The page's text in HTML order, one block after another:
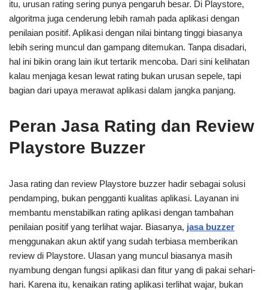
itu, urusan rating sering punya pengaruh besar. Di Playstore,
algoritma juga cenderung lebih ramah pada aplikasi dengan
penilaian positif. Aplikasi dengan nilai bintang tinggi biasanya
lebih sering muncul dan gampang ditemukan. Tanpa disadari,
hal ini bikin orang lain ikut tertarik mencoba. Dari sini kelihatan
kalau menjaga kesan lewat rating bukan urusan sepele, tapi
bagian dari upaya merawat aplikasi dalam jangka panjang.
Peran Jasa Rating dan Review
Playstore Buzzer
Jasa rating dan review Playstore buzzer hadir sebagai solusi
pendamping, bukan pengganti kualitas aplikasi. Layanan ini
membantu menstabilkan rating aplikasi dengan tambahan
penilaian positif yang terlihat wajar. Biasanya, jasa buzzer
menggunakan akun aktif yang sudah terbiasa memberikan
review di Playstore. Ulasan yang muncul biasanya masih
nyambung dengan fungsi aplikasi dan fitur yang di pakai sehari-
hari. Karena itu, kenaikan rating aplikasi terlihat wajar, bukan